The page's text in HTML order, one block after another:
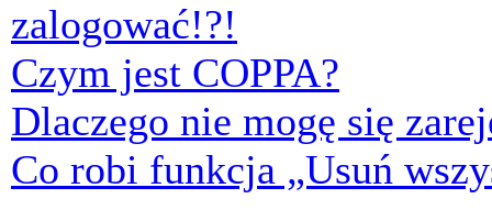
zalogować!?!
Czym jest COPPA?
Dlaczego nie mogę się
Co robi funkcja „Usuń